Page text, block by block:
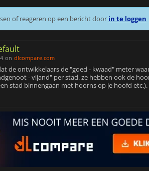
of reageren op een bericht door in te loggen
on dlcompare.com
de ontwikkelaars de "goed - kwaad" meter
- vijand" per stad. ze hebben ook de
stad binnengaan met hoorns op je hoofd